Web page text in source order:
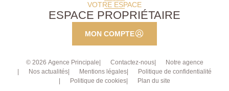
VOTRE ESPACE
ESPACE PROPRIÉTAIRE
MON COMPTE
© 2026 Agence Principale Contactez-nous
Notre agence
Nos actualités
Mentions légales
Politique de confidentialité
Politique de cookies
Plan du site